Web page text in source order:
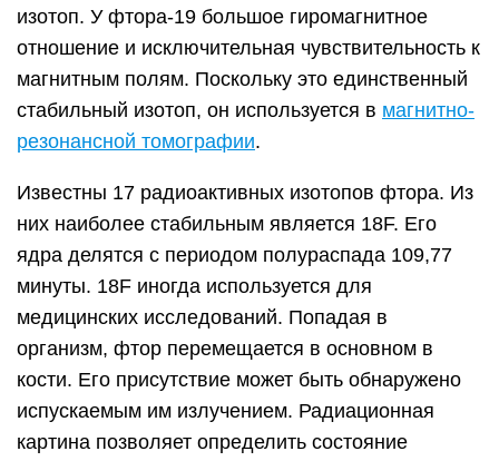
изотоп. У фтора-19 большое гиромагнитное
отношение и исключительная чувствительность к
магнитным полям. Поскольку это единственный
стабильный изотоп, он используется в магнитно-
резонансной томографии.
Известны 17 радиоактивных изотопов фтора. Из
них наиболее стабильным является 18F. Его
ядра делятся с периодом полураспада 109,77
минуты. 18F иногда используется для
медицинских исследований. Попадая в
организм, фтор перемещается в основном в
кости. Его присутствие может быть обнаружено
испускаемым им излучением. Радиационная
картина позволяет определить состояние